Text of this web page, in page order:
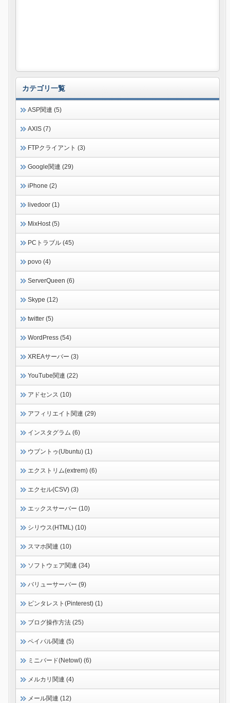
カテゴリ一覧
ASP関連 (5)
AXIS (7)
FTPクライアント (3)
Google関連 (29)
iPhone (2)
livedoor (1)
MixHost (5)
PCトラブル (45)
povo (4)
ServerQueen (6)
Skype (12)
twitter (5)
WordPress (54)
XREAサーバー (3)
YouTube関連 (22)
アドセンス (10)
アフィリエイト関連 (29)
インスタグラム (6)
ウブントゥ(Ubuntu) (1)
エクストリム(extrem) (6)
エクセル(CSV) (3)
エックスサーバー (10)
シリウス(HTML) (10)
スマホ関連 (10)
ソフトウェア関連 (34)
バリューサーバー (9)
ピンタレスト(Pinterest) (1)
ブログ操作方法 (25)
ペイパル関連 (5)
ミニバード(Netowl) (6)
メルカリ関連 (4)
メール関連 (12)